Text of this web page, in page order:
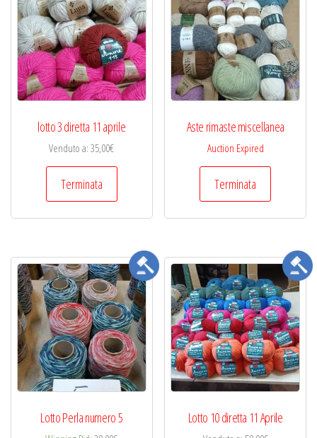
lotto 3 diretta 11 aprile
Venduto a:35,00€
Terminata
Aste rimaste miscellanea
Auction Expired
Terminata
Lotto Perla numero 5 Lotto 10 diretta 11 Aprile